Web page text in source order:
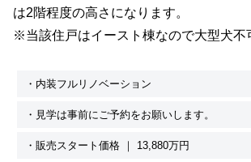
は2階程度の高さになります。
※当該住戸はイースト棟なので大型犬不
・内装フルリノベーション
・見学は事前にご予約をお願いします。
・販売スタート価格 ｜ 13,880万円